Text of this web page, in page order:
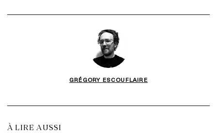
GRÉGORY ESCOUFLAIRE
À LIRE AUSSI